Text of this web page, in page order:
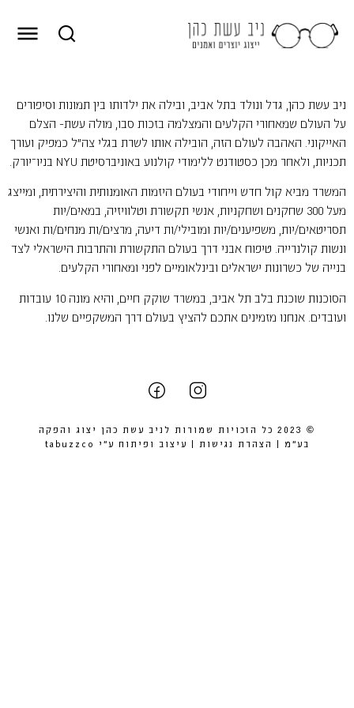
ניב עשת כהן, גדל ונולד בתל אביב, ובילה את ילדותו בין תמונות וסיפורים
על העולם שמאחורי הקלעים והמצלמה בזכות סבו, מולה עשת- הצלם
האייקוני. האהבה לעולם הזה, הובילה אותו לשרת בגלי צה״ל כמפיק ועורך
תכניות, ולאחר מכן כסטודנט ללימודי קולנוע באוניברסיטת NYU בניו־יורק.
המשרד מביא קול חדש וייחודי בעולם היזמות האומנותית והיצירתית, ומייצג
מעל 300 שחקנים ושחקניות, אנשי תקשורת וטלוויזיה, במאים/יות
תסריטאים/יות, משפיענים/יות ומובילי/ות דיעה, מרצים/ות מנחים/ות ואנשי
ונשות קולנרייה. טיפוח אבני דרך בעולם התקשורת והתרבות הישראלי לצד
בנייה של כשרונות ישראלים ובינלאומיים לפני ומאחורי הקלעים.
הסוכנות שוכנת בלב תל אביב, במשרד שוקק חיים, והיא מונה 10 עובדות
ועובדים. אנחנו מזמינים אתכם להציץ בעולם דרך המשקפיים שלנו.
© 2023 כל הזכויות שמורות לניב עשת כהן יצוג והפקה
בע״מ |
הצהרת נגישות | עיצוב ופיתוח ע״י tabuzzco